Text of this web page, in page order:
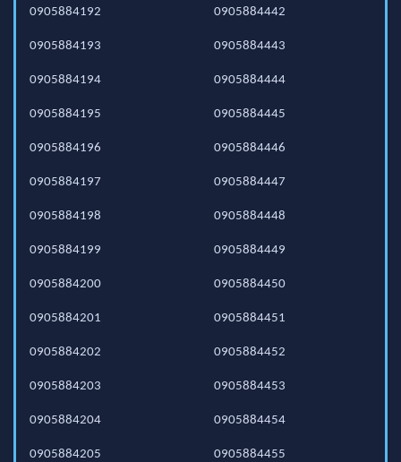
0905884192
0905884193
0905884194
0905884195
0905884196
0905884197
0905884198
0905884199
0905884200
0905884201
0905884202
0905884203
0905884204
0905884205
0905884442
0905884443
0905884444
0905884445
0905884446
0905884447
0905884448
0905884449
0905884450
0905884451
0905884452
0905884453
0905884454
0905884455